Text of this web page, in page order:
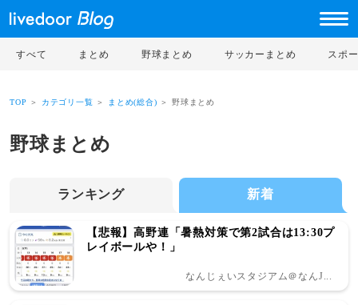
すべて まとめ 野球まとめ サッカーまとめ スポ
TOP ＞ カテゴリ一覧 ＞ まとめ(総合) ＞ 野球まとめ
野球まとめ
ランキング 新着
【悲報】高野連「暑熱対策で第2試合は13:30プ
レイボールや！」
なんじぇいスタジアム＠なんJ...